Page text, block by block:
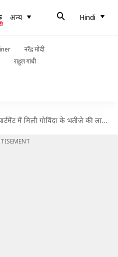
अन्य Hindi
नरेंद्र मोदी
राहुल गांधी
में मिली गोविंदा के भतीजे की लाश, शोक में परिवार